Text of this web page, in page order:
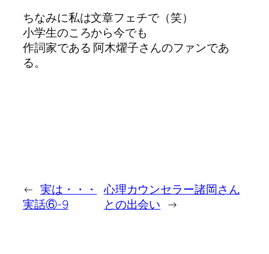
ちなみに私は文章フェチで（笑）
小学生のころから今でも
作詞家である 阿木燿子さんのファンであ
る。
← 実は・・・
実話⑥-9
心理カウンセラー諸岡さん
との出会い →